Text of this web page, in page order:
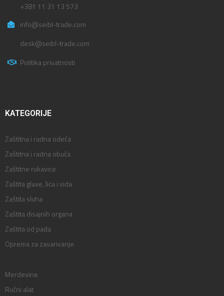
+381 11 31 13 573
info@seibl-trade.com
desk@seibl-trade.com
Politika privatnosti
KATEGORIJE
Zaštitna i radna odeća
Zaštitna i radna obuća
Zaštitne rukavice
Zaštita glave, lica i vida
Zaštita sluha
Zaštita disajnih organa
Zaštita od pada
Oprema za zavarivanje
Merdevine
Ručni alat